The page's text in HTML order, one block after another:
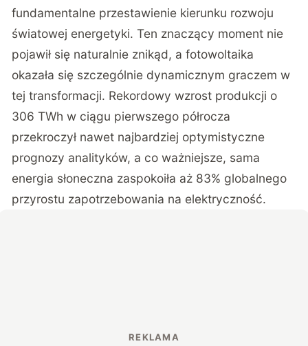
fundamentalne przestawienie kierunku rozwoju
światowej energetyki. Ten znaczący moment nie
pojawił się naturalnie znikąd, a fotowoltaika
okazała się szczególnie dynamicznym graczem w
tej transformacji. Rekordowy wzrost produkcji o
306 TWh w ciągu pierwszego półrocza
przekroczył nawet najbardziej optymistyczne
prognozy analityków, a co ważniejsze, sama
energia słoneczna zaspokoiła aż 83% globalnego
przyrostu zapotrzebowania na elektryczność.